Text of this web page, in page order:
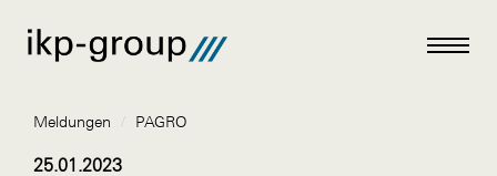
Meldungen / PAGRO
25.01.2023